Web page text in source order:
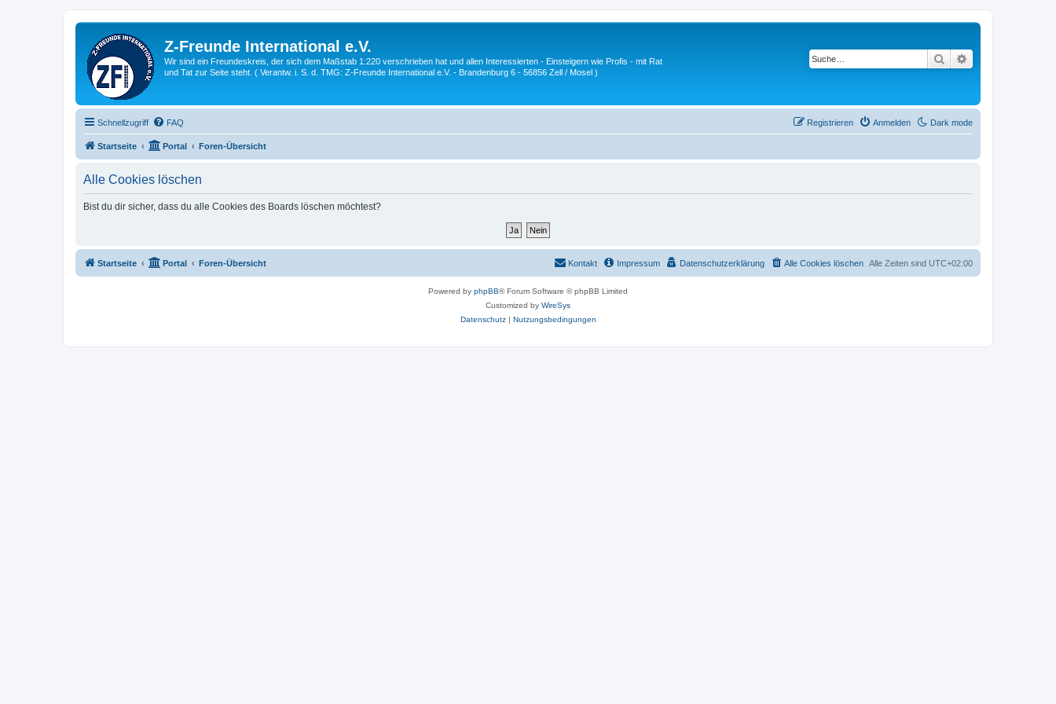
Z-Freunde International e.V.
Wir sind ein Freundeskreis, der sich dem Maßstab 1:220 verschrieben hat und allen Interessierten - Einsteigern wie Profis - mit Rat
und Tat zur Seite steht. ( Verantw. i. S. d. TMG: Z-Freunde International e.V. - Brandenburg 6 - 56856 Zell / Mosel )
Suche
Schnellzugriff Dark mode
FAQ Anmelden
Registrieren
Startseite Portal Foren-Übersicht
Alle Cookies löschen
Bist du dir sicher, dass du alle Cookies des Boards löschen möchtest?
Startseite Portal Foren-Übersicht Alle Zeiten sind UTC+02:00
Alle Cookies löschen
Datenschutzerklärung
Impressum
Kontakt
Powered by phpBB® Forum Software © phpBB Limited
Customized by WireSys
Datenschutz| Nutzungsbedingungen